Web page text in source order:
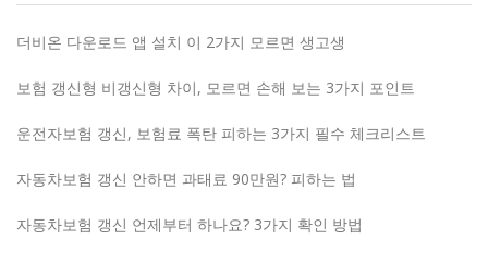
더비온 다운로드 앱 설치 이 2가지 모르면 생고생
보험 갱신형 비갱신형 차이, 모르면 손해 보는 3가지 포인트
운전자보험 갱신, 보험료 폭탄 피하는 3가지 필수 체크리스트
자동차보험 갱신 안하면 과태료 90만원? 피하는 법
자동차보험 갱신 언제부터 하나요? 3가지 확인 방법